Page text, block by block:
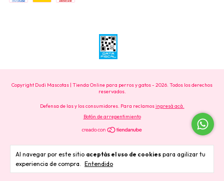
Al navegar por este sitio aceptás el uso de cookies para agilizar tu
experiencia de compra. Entendido
Copyright Dudi Mascotas | Tienda Online para perros y gatos - 2026. Todos los derechos
reservados.
Defensa de las y los consumidores. Para reclamosingresá acá.
Botón de arrepentimiento